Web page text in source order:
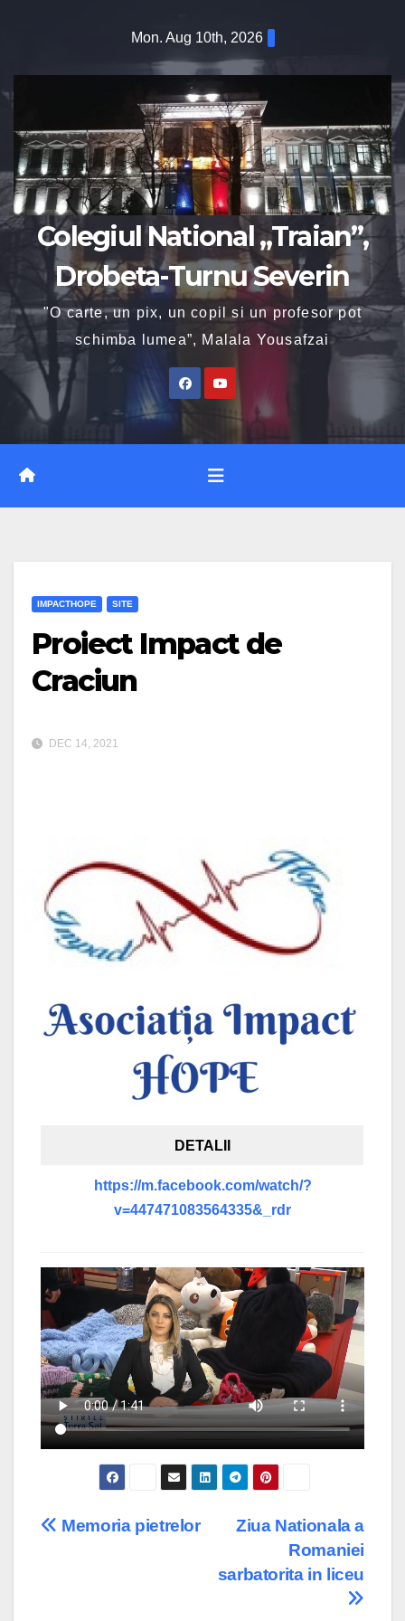
Mon. Aug 10th, 2026
Colegiul National „Traian”,
Drobeta-Turnu Severin
"O carte, un pix, un copil si un profesor pot
schimba lumea”, Malala Yousafzai
IMPACTHOPE SITE
Proiect Impact de
Craciun
DEC 14, 2021
DETALII
https://m.facebook.com/watch/?
v=447471083564335&_rdr
Post
Ziua Nationala a
Romaniei
sarbatorita in liceu
Memoria pietrelor